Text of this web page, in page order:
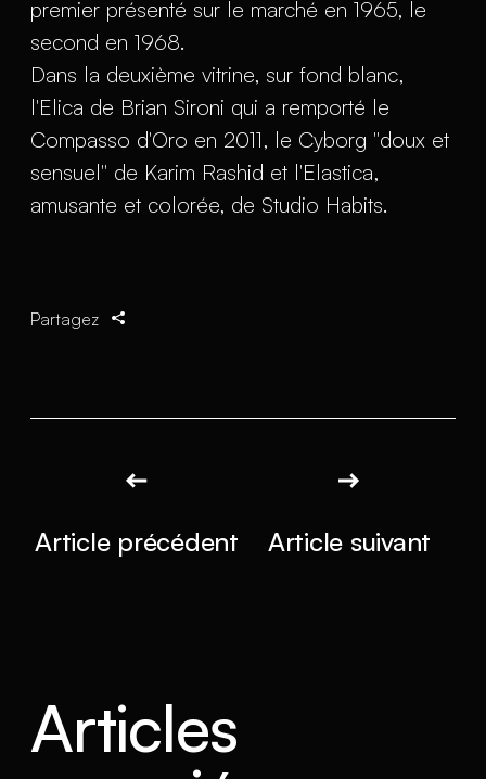
premier présenté sur le marché en 1965, le
second en 1968.
Dans la deuxième vitrine, sur fond blanc,
l'Elica de Brian Sironi qui a remporté le
Compasso d'Oro en 2011, le Cyborg "doux et
sensuel" de Karim Rashid et l'Elastica,
amusante et colorée, de Studio Habits.
Partagez
Article précédent Article suivant
Articles